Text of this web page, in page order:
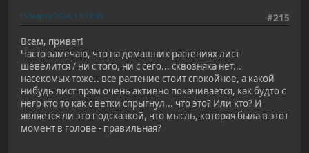
#215
15 марта 2024, 13:19:49
Всем, привет!
Часто замечаю, что на домашних растениях лист
шевелится / ни с того, ни с сего... сквозняка нет...
насекомых тоже.. все растение стоит спокойное, а какой
нибудь лист прям очень активно покачивается, как будто с
него кто то как с ветки спрыгнул... что это? Или кто? И
является ли это подсказкой, что мысль, которая была в этот
момент в голове - правильная?